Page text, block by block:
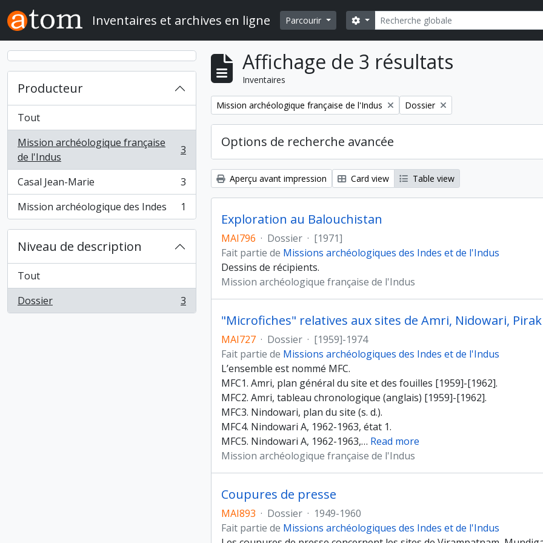
Skip to main content
Inventaires et archives en ligne Parcourir Rechercher
Search options
Producteur
Tout
Mission archéologique française
de l'Indus
, 3 résultats 3
Casal Jean-Marie
, 3 résultats
3
Mission archéologique des Indes
, 1 résultats 1
Niveau de description
Tout
Dossier
, 3 résultats 3
Affichage de 3 résultats
Inventaires
Remove filter:
Mission archéologique française de l'Indus Remove filter:
Dossier
Options de recherche avancée
Aperçu avant impression Card view Table view
Exploration au Balouchistan
MAI796 · Dossier · [1971]
Fait partie de Missions archéologiques des Indes et de l'Indus
Dessins de récipients.
Mission archéologique française de l'Indus
"Microfiches" relatives aux sites de Amri, Nidowari,
MAI727 · Dossier · [1959]-1974
Fait partie de Missions archéologiques des Indes et de l'Indus
L’ensemble est nommé MFC.
MFC1. Amri, plan général du site et des fouilles [1959]-[1962].
MFC2. Amri, tableau chronologique (anglais) [1959]-[1962].
MFC3. Nindowari, plan du site (s. d.).
MFC4. Nindowari A, 1962-1963, état 1.
MFC5. Nindowari A, 1962-1963,… Read more
Mission archéologique française de l'Indus
Coupures de presse
MAI893 · Dossier · 1949-1960
Fait partie de Missions archéologiques des Indes et de l'Indus